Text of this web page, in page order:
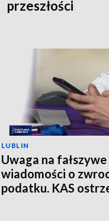
przeszłości
LUBLIN
Uwaga na fałszywe
wiadomości o
podatku. KAS